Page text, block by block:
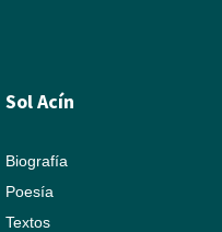
Sol Acín
Biografía
Poesía
Textos